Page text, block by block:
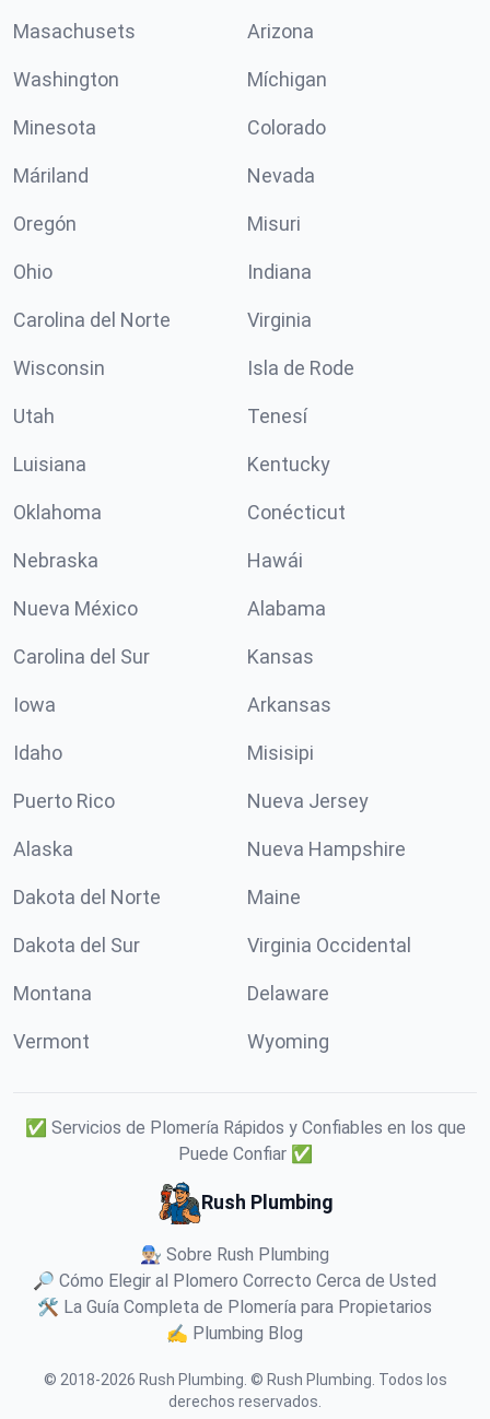
Masachusets Arizona
Washington Míchigan
Minesota Colorado
Máriland Nevada
Oregón Misuri
Ohio Indiana
Carolina del Norte Virginia
Wisconsin Isla de Rode
Utah Tenesí
Luisiana Kentucky
Oklahoma Conécticut
Nebraska Hawái
Nueva México Alabama
Carolina del Sur Kansas
Iowa Arkansas
Idaho Misisipi
Puerto Rico Nueva Jersey
Alaska Nueva Hampshire
Dakota del Norte Maine
Dakota del Sur Virginia Occidental
Montana Delaware
Vermont Wyoming
✅ Servicios de Plomería Rápidos y Confiables en los que
Puede Confiar ✅
Rush Plumbing
👨🏼‍🔧 Sobre Rush Plumbing
🔎 Cómo Elegir al Plomero Correcto Cerca de Usted
🛠️ La Guía Completa de Plomería para Propietarios
✍️ Plumbing Blog
© 2018-2026 Rush Plumbing © Rush Plumbing. Todos los
derechos reservados.